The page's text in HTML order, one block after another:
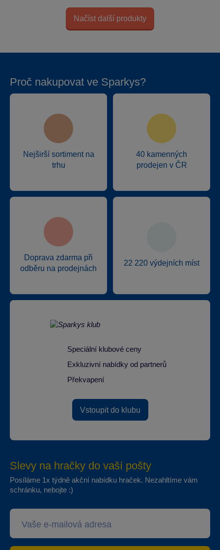
Načíst další produkty
Proč nakupovat ve Sparkys?
Nejširší sortiment na
trhu
40 kamenných
prodejen v ČR
Doprava zdarma při
odběru na prodejnách
22 220 výdejních míst
Speciální klubové ceny
Exkluzivní nabídky od partnerů
Překvapení
Vstoupit do klubu
Slevy na hračky do vaší pošty
Posíláme 1x týdně akční nabídku hraček. Nezahltíme vám
schránku, nebojte :)